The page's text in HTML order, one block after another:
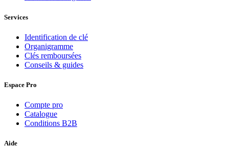
Services
Identification de clé
Organigramme
Clés remboursées
Conseils & guides
Espace Pro
Compte pro
Catalogue
Conditions B2B
Aide